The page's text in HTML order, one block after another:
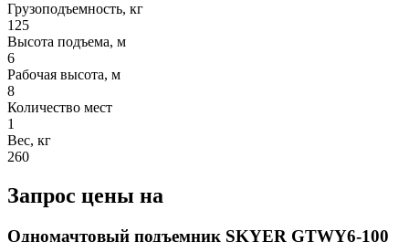
Грузоподъемность, кг
125
Высота подъема, м
6
Рабочая высота, м
8
Количество мест
1
Вес, кг
260
Запрос цены на
Одномачтовый подъемник SKYER GTWY6-100